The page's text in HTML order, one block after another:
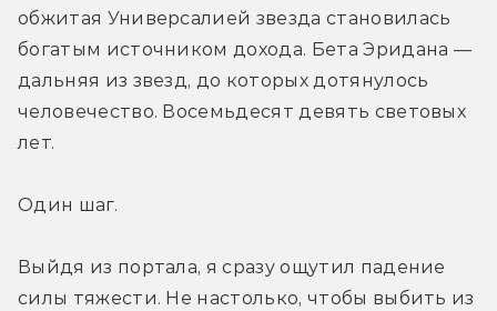
обжитая Универсалией звезда становилась
богатым источником дохода. Бета Эридана —
дальняя из звезд, до которых дотянулось
человечество. Восемьдесят девять световых
лет.
Один шаг.
Выйдя из портала, я сразу ощутил падение
силы тяжести. Не настолько, чтобы выбить из